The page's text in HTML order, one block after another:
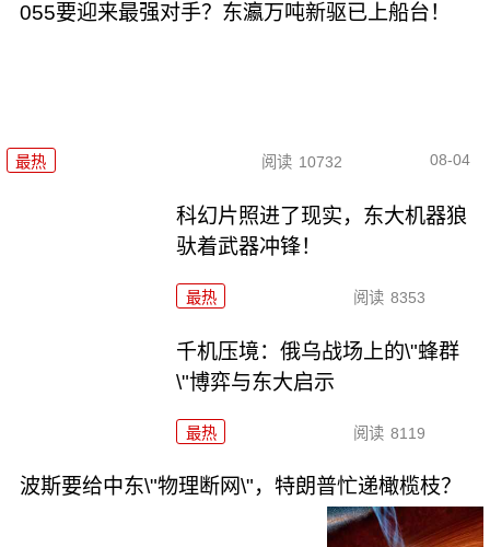
055要迎来最强对手？东瀛万吨新驱已上船台！
最热 阅读 10732 08-04
科幻片照进了现实，东大机器狼
驮着武器冲锋！
最热 阅读 8353
千机压境：俄乌战场上的\"蜂群
\"博弈与东大启示
最热 阅读 8119
波斯要给中东\"物理断网\"，特朗普忙递橄榄枝？